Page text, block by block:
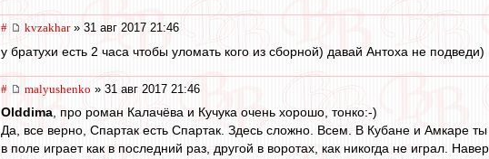
# kvzakhar» 31 авг 2017 21:46
у братухи есть 2 часа чтобы уломать кого из сборной) давай Антоха не подведи)
# malyushenko » 31 авг 2017 21:46
Olddima, про роман Калачёва и Кучука очень хорошо, тонко:-)
Да, все верно, Спартак есть Спартак. Здесь сложно. Всем. В Кубане и Амкаре
в поле играет как в последний раз, другой в воротах, как никогда не играл.